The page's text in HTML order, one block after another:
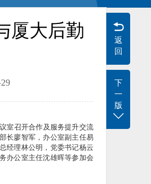
返
回
下
一
版
厦大后勤
室召开合作及服务提升交流
长廖智军，办公室副主任易
经理林公明，党委书记杨云
办公室主任沈雄晖等参加会